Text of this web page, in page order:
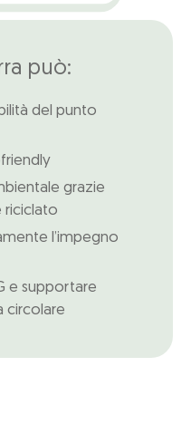
può:
del punto
grazie
riciclato
l’impegno
e supportare
circolare